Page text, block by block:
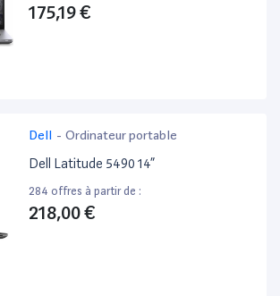
175,19 €
Dell - Ordinateur portable
Dell Latitude 5490 14”
284 offres à partir de :
218,00 €